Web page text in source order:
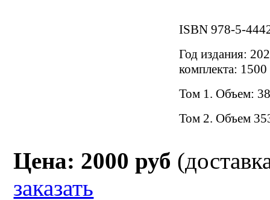
ISBN 978-5-
Год издания:
комплекта: 1500
Том 1. Объем:
Том 2. Объем
Цена: 2000 руб
заказать